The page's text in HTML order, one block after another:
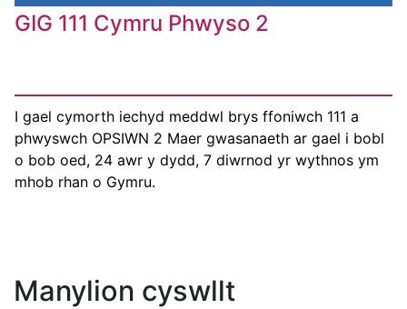
GIG 111 Cymru Phwyso 2
I gael cymorth iechyd meddwl brys ffoniwch 111 a
phwyswch OPSIWN 2 Maer gwasanaeth ar gael i bobl
o bob oed, 24 awr y dydd, 7 diwrnod yr wythnos ym
mhob rhan o Gymru.
Manylion cyswllt